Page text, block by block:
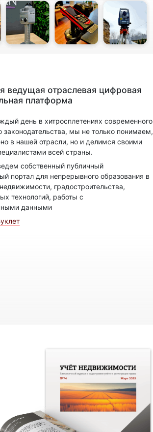
ведущая отраслевая цифровая
платформа
день в хитросплетениях современного
законодательства, мы не только понимаем,
в нашей отрасли, но и делимся своими
всей страны.
собственный публичный
портал для непрерывного образования в
градостроительства,
технологий, работы с
данными